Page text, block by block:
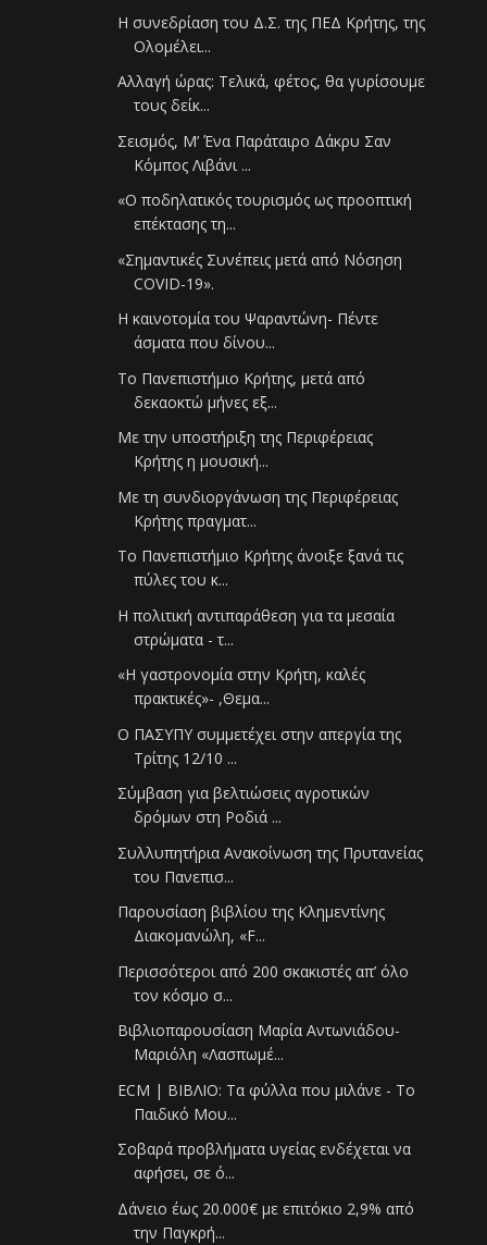
Η συνεδρίαση του Δ.Σ. της ΠΕΔ Κρήτης, της
Ολομέλει...
Αλλαγή ώρας: Τελικά, φέτος, θα γυρίσουμε
τους δείκ...
Σεισμός, Μ’ Ένα Παράταιρο Δάκρυ Σαν
Κόμπος Λιβάνι ...
«Ο ποδηλατικός τουρισμός ως προοπτική
επέκτασης τη...
«Σημαντικές Συνέπεις μετά από Νόσηση
COVID-19».
Η καινοτομία του Ψαραντώνη- Πέντε
άσματα που δίνου...
Το Πανεπιστήμιο Κρήτης, μετά από
δεκαοκτώ μήνες εξ...
Με την υποστήριξη της Περιφέρειας
Κρήτης η μουσική...
Με τη συνδιοργάνωση της Περιφέρειας
Κρήτης πραγματ...
Το Πανεπιστήμιο Κρήτης άνοιξε ξανά τις
πύλες του κ...
Η πολιτική αντιπαράθεση για τα μεσαία
στρώματα - τ...
«Η γαστρονομία στην Κρήτη, καλές
πρακτικές»- ,Θεμα...
Ο ΠΑΣΥΠΥ συμμετέχει στην απεργία της
Τρίτης 12/10 ...
Σύμβαση για βελτιώσεις αγροτικών
δρόμων στη Ροδιά ...
Συλλυπητήρια Ανακοίνωση της Πρυτανείας
του Πανεπισ...
Παρουσίαση βιβλίου της Κλημεντίνης
Διακομανώλη, «F...
Περισσότεροι από 200 σκακιστές απ’ όλο
τον κόσμο σ...
Βιβλιοπαρουσίαση Μαρία Αντωνιάδου-
Μαριόλη «Λασπωμέ...
ECM | ΒΙΒΛΙΟ: Τα φύλλα που μιλάνε - Το
Παιδικό Μου...
Σοβαρά προβλήματα υγείας ενδέχεται να
αφήσει, σε ό...
Δάνειο έως 20.000€ με επιτόκιο 2,9% από
την Παγκρή...